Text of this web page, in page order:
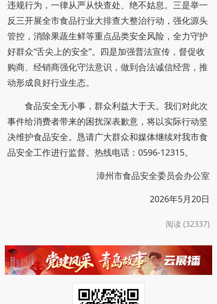
违规行为，一律从严从快查处、绝不姑息。三是举一
反三开展全市食品行业大排查大整治行动，强化源头
管控，消除果蔬生鲜等重点品类安全风险，全力守护
好群众“舌尖上的安全”。四是加强普法宣传，督促收
购商、经销商强化守法意识，做到合法诚信经营，推
动形成良好行业生态。
食品安全无小事，群众利益大于天。我们对此次
事件给消费者带来的困扰深表歉意，将以实际行动坚
决维护食品安全。恳请广大群众和媒体继续对我市食
品安全工作进行监督。热线电话：0596-12315。
漳州市食品安全委员会办公室
2026年5月20日
阅读 (32337)